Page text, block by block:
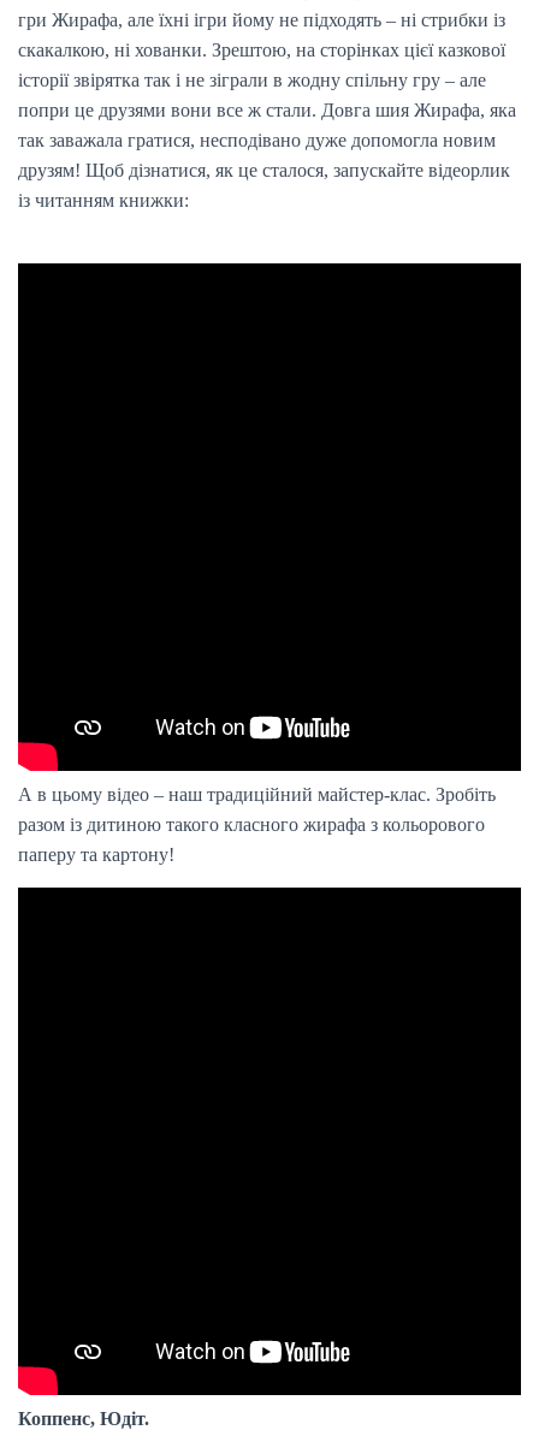
гри Жирафа, але їхні ігри йому не підходять – ні стрибки із
скакалкою, ні хованки. Зрештою, на сторінках цієї казкової
історії звірятка так і не зіграли в жодну спільну гру – але
попри це друзями вони все ж стали. Довга шия Жирафа, яка
так заважала гратися, несподівано дуже допомогла новим
друзям! Щоб дізнатися, як це сталося, запускайте відеорлик
із читанням книжки:
А в цьому відео – наш традиційний майстер-клас. Зробіть
разом із дитиною такого класного жирафа з кольорового
паперу та картону!
Коппенс, Юдіт.